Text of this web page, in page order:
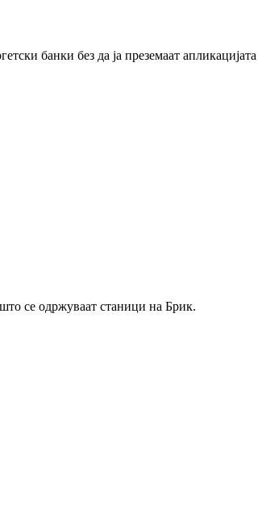
банки без да ја преземаат
се одржуваат станици на Брик.